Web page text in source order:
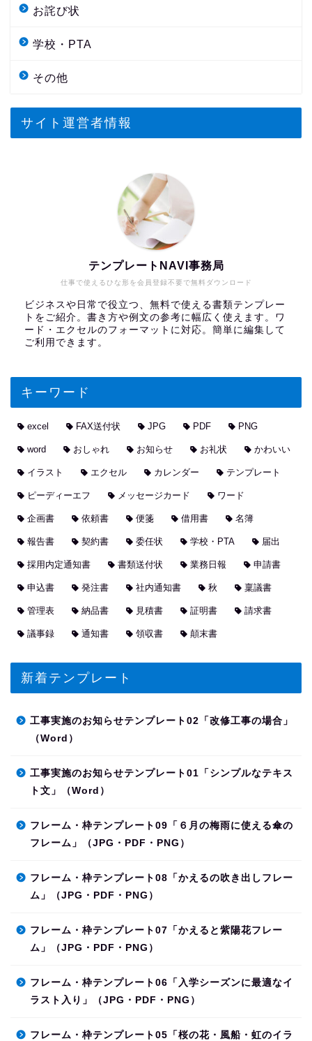
お詫び状
学校・PTA
その他
サイト運営者情報
仕事で使えるひな形を会員登録不要で無料ダウンロード
テンプレートNAVI事務局
ビジネスや日常で役立つ、無料で使える書類テンプレー
トをご紹介。書き方や例文の参考に幅広く使えます。ワ
ード・エクセルのフォーマットに対応。簡単に編集して
ご利用できます。
キーワード
excel FAX送付状 JPG PDF PNG
word おしゃれ お知らせ お礼状 かわいい
イラスト エクセル カレンダー テンプレート
ピーディーエフ メッセージカード ワード
企画書 依頼書 便箋 借用書 名簿
報告書 契約書 委任状 学校・PTA 届出
採用内定通知書 書類送付状 業務日報 申請書
申込書 発注書 社内通知書 秋 稟議書
管理表 納品書 見積書 証明書 請求書
議事録 通知書 領収書 顛末書
新着テンプレート
工事実施のお知らせテンプレート02「改修工事の場合」
（Word）
工事実施のお知らせテンプレート01「シンプルなテキス
ト文」（Word）
フレーム・枠テンプレート09「６月の梅雨に使える傘の
フレーム」（JPG・PDF・PNG）
フレーム・枠テンプレート08「かえるの吹き出しフレー
ム」（JPG・PDF・PNG）
フレーム・枠テンプレート07「かえると紫陽花フレー
ム」（JPG・PDF・PNG）
フレーム・枠テンプレート06「入学シーズンに最適なイ
ラスト入り」（JPG・PDF・PNG）
フレーム・枠テンプレート05「桜の花・風船・虹のイラ